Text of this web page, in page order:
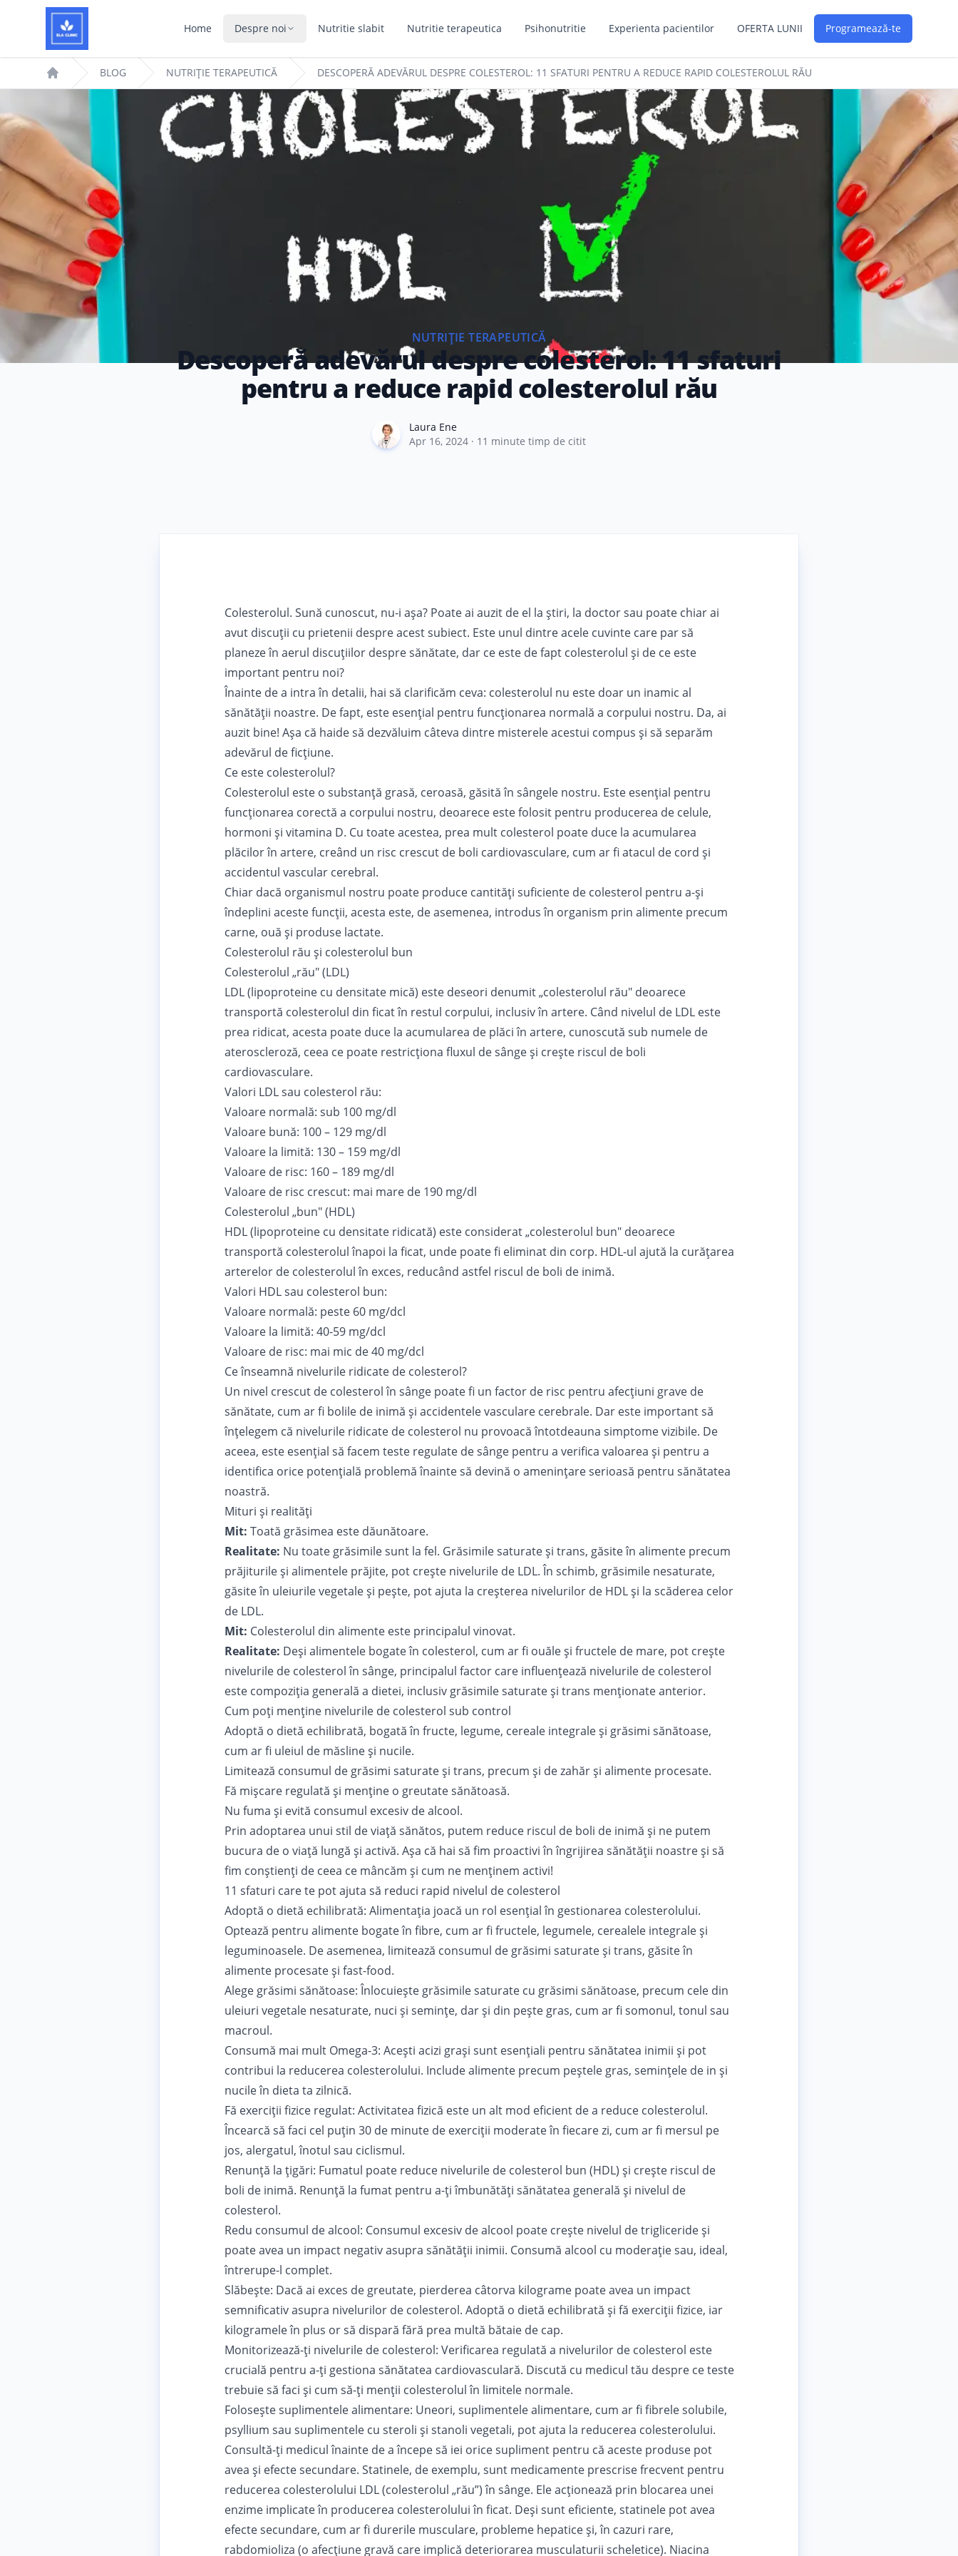
Home Despre noi Nutritie slabit Nutritie terapeutica Psihonutritie Experienta pacientilor OFERTA LUNII Programează-te
Home BLOG NUTRIȚIE TERAPEUTICĂ DESCOPERĂ ADEVĂRUL DESPRE COLESTEROL: 11 SFATURI PENTRU A REDUCE RAPID COLESTEROLUL RĂU
NUTRIȚIE TERAPEUTICĂ
Descoperă adevărul despre colesterol: 11 sfaturi
pentru a reduce rapid colesterolul rău
Laura EneLaura Ene
Apr 16, 2024 · 11 minute timp de citit
Colesterolul. Sună cunoscut, nu-i așa? Poate ai auzit de el la știri, la doctor sau poate chiar ai
avut discuții cu prietenii despre acest subiect. Este unul dintre acele cuvinte care par să
planeze în aerul discuțiilor despre sănătate, dar ce este de fapt colesterolul și de ce este
important pentru noi?
Înainte de a intra în detalii, hai să clarificăm ceva: colesterolul nu este doar un inamic al
sănătății noastre. De fapt, este esențial pentru funcționarea normală a corpului nostru. Da, ai
auzit bine! Așa că haide să dezvăluim câteva dintre misterele acestui compus și să separăm
adevărul de ficțiune.
Ce este colesterolul?
Colesterolul este o substanță grasă, ceroasă, găsită în sângele nostru. Este esențial pentru
funcționarea corectă a corpului nostru, deoarece este folosit pentru producerea de celule,
hormoni și vitamina D. Cu toate acestea, prea mult colesterol poate duce la acumularea
plăcilor în artere, creând un risc crescut de boli cardiovasculare, cum ar fi atacul de cord și
accidentul vascular cerebral.
Chiar dacă organismul nostru poate produce cantități suficiente de colesterol pentru a-și
îndeplini aceste funcții, acesta este, de asemenea, introdus în organism prin alimente precum
carne, ouă și produse lactate.
Colesterolul rău și colesterolul bun
Colesterolul „rău" (LDL)
LDL (lipoproteine cu densitate mică) este deseori denumit „colesterolul rău" deoarece
transportă colesterolul din ficat în restul corpului, inclusiv în artere. Când nivelul de LDL este
prea ridicat, acesta poate duce la acumularea de plăci în artere, cunoscută sub numele de
ateroscleroză, ceea ce poate restricționa fluxul de sânge și crește riscul de boli
cardiovasculare.
Valori LDL sau colesterol rău:
Valoare normală: sub 100 mg/dl
Valoare bună: 100 – 129 mg/dl
Valoare la limită: 130 – 159 mg/dl
Valoare de risc: 160 – 189 mg/dl
Valoare de risc crescut: mai mare de 190 mg/dl
Colesterolul „bun" (HDL)
HDL (lipoproteine cu densitate ridicată) este considerat „colesterolul bun" deoarece
transportă colesterolul înapoi la ficat, unde poate fi eliminat din corp. HDL-ul ajută la curățarea
arterelor de colesterolul în exces, reducând astfel riscul de boli de inimă.
Valori HDL sau colesterol bun:
Valoare normală: peste 60 mg/dcl
Valoare la limită: 40-59 mg/dcl
Valoare de risc: mai mic de 40 mg/dcl
Ce înseamnă nivelurile ridicate de colesterol?
Un nivel crescut de colesterolîn sânge poate fi un factor de risc pentru afecțiuni grave de
sănătate, cum ar fi bolile de inimă și accidentele vasculare cerebrale. Dar este important să
înțelegem că nivelurile ridicate de colesterol nu provoacă întotdeauna simptome vizibile. De
aceea, este esențial să facem teste regulate de sânge pentru a verifica valoarea și pentru a
identifica orice potențială problemă înainte să devină o amenințare serioasă pentru sănătatea
noastră.
Mituri și realități
Mit: Toată grăsimea este dăunătoare.
Realitate: Nu toate grăsimile sunt la fel. Grăsimile saturate și trans, găsite în alimente precum
prăjiturile și alimentele prăjite, pot crește nivelurile de LDL. În schimb, grăsimile nesaturate,
găsite în uleiurile vegetale și pește, pot ajuta la creșterea nivelurilor de HDL și la scăderea celor
de LDL.
Mit: Colesterolul din alimente este principalul vinovat.
Realitate: Deși alimentele bogate în colesterol, cum ar fi ouăle și fructele de mare, pot crește
nivelurile de colesterol în sânge, principalul factor care influențează nivelurile de colesterol
este compoziția generală a dietei, inclusiv grăsimile saturate și trans menționate anterior.
Cum poți menține nivelurile de colesterol sub control
Adoptă o dietă echilibrată, bogată în fructe, legume, cereale integrale și grăsimi sănătoase,
cum ar fi uleiul de măsline și nucile.
Limitează consumul de grăsimi saturate și trans, precum și de zahăr și alimente procesate.
Fă mișcare regulată și menține o greutate sănătoasă.
Nu fuma și evită consumul excesiv de alcool.
Prin adoptarea unui stil de viață sănătos, putem reduce riscul de boli de inimă și ne putem
bucura de o viață lungă și activă. Așa că hai să fim proactivi în îngrijirea sănătății noastre și să
fim conștienți de ceea ce mâncăm și cum ne menținem activi!
11 sfaturi care te pot ajuta să reduci rapid nivelul de colesterol
Adoptă o dietă echilibrată: Alimentația joacă un rol esențial în gestionarea colesterolului.
Optează pentru alimente bogate în fibre, cum ar fi fructele, legumele, cerealele integrale și
leguminoasele. De asemenea, limitează consumul de grăsimi saturate și trans, găsite în
alimente procesate și fast-food.
Alege grăsimi sănătoase: Înlocuiește grăsimile saturate cu grăsimi sănătoase, precum cele din
uleiuri vegetale nesaturate, nuci și semințe, dar și din pește gras, cum ar fi somonul, tonul sau
macroul.
Consumă mai mult Omega-3: Acești acizi grași sunt esențiali pentru sănătatea inimii și pot
contribui la reducerea colesterolului. Include alimente precum peștele gras, semințele de in și
nucile în dieta ta zilnică.
Fă exerciții fizice regulat: Activitatea fizică este un alt mod eficient de a reduce colesterolul.
Încearcă să faci cel puțin 30 de minute de exerciții moderate în fiecare zi, cum ar fi mersul pe
jos, alergatul, înotul sau ciclismul.
Renunță la țigări: Fumatul poate reduce nivelurile de colesterol bun (HDL) și crește riscul de
boli de inimă. Renunță la fumat pentru a-ți îmbunătăți sănătatea generală și nivelul de
colesterol.
Redu consumul de alcool: Consumul excesiv de alcool poate crește nivelul de trigliceride și
poate avea un impact negativ asupra sănătății inimii. Consumă alcool cu moderație sau, ideal,
întrerupe-l complet.
Slăbește: Dacă ai exces de greutate, pierderea câtorva kilograme poate avea un impact
semnificativ asupra nivelurilor de colesterol. Adoptă o dietă echilibrată și fă exerciții fizice, iar
kilogramele în plus or să dispară fără prea multă bătaie de cap.
Monitorizează-ți nivelurile de colesterol: Verificarea regulată a nivelurilor de colesterol este
crucială pentru a-ți gestiona sănătatea cardiovasculară. Discută cu medicul tău despre ce teste
trebuie să faci și cum să-ți menții colesterolul în limitele normale.
Folosește suplimentele alimentare: Uneori, suplimentele alimentare, cum ar fi fibrele solubile,
psyllium sau suplimentele cu steroli și stanoli vegetali, pot ajuta la reducerea colesterolului.
Consultă-ți medicul înainte de a începe să iei orice supliment pentru că aceste produse pot
avea și efecte secundare. Statinele, de exemplu, sunt medicamente prescrise frecvent pentru
reducerea colesterolului LDL (colesterolul „rău”) în sânge. Ele acționează prin blocarea unei
enzime implicate în producerea colesterolului în ficat. Deși sunt eficiente, statinele pot avea
efecte secundare, cum ar fi durerile musculare, probleme hepatice și, în cazuri rare,
rabdomioliza (o afecțiune gravă care implică deteriorarea musculaturii scheletice). Niacina